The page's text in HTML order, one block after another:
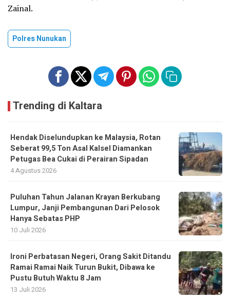
Zainal.
Polres Nunukan
Trending di Kaltara
Hendak Diselundupkan ke Malaysia, Rotan
Seberat 99,5 Ton Asal Kalsel Diamankan
Petugas Bea Cukai di Perairan Sipadan
4 Agustus 2026
Puluhan Tahun Jalanan Krayan Berkubang
Lumpur, Janji Pembangunan Dari Pelosok
Hanya Sebatas PHP
10 Juli 2026
Ironi Perbatasan Negeri, Orang Sakit Ditandu
Ramai Ramai Naik Turun Bukit, Dibawa ke
Pustu Butuh Waktu 8 Jam
13 Juli 2026